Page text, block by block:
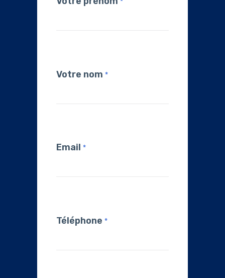
Votre nom*
Email*
Téléphone*